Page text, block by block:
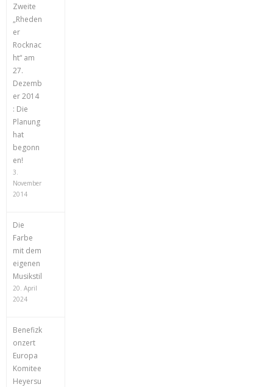
Zweite
„Rheden
er
Rocknac
ht“ am
27.
Dezemb
er 2014
: Die
Planung
hat
begonn
en!
3.
November
2014
Die
Farbe
mit dem
eigenen
Musikstil
20. April
2024
Benefizk
onzert
Europa
Komitee
Heyersu